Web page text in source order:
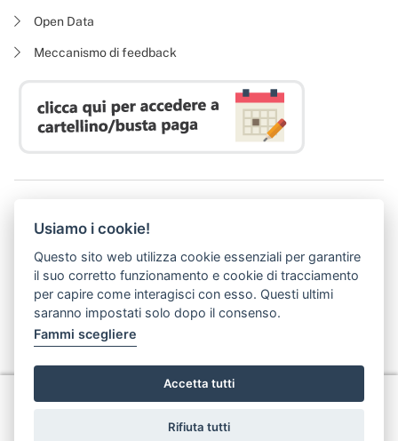
Open Data
Meccanismo di feedback
P. I. 05913670484 | C. F. 94164020482
(abilitato alla ricezione di soli messaggi di posta elettronica certificata)
Usiamo i cookie!
Questo sito web utilizza cookie essenziali per garantire
il suo corretto funzionamento e cookie di tracciamento
per capire come interagisci con esso. Questi ultimi
saranno impostati solo dopo il consenso.
Fammi scegliere
Accetta tutti
Rifiuta tutti